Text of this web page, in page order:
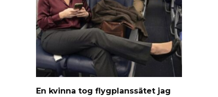
En kvinna tog flygplanssätet jag